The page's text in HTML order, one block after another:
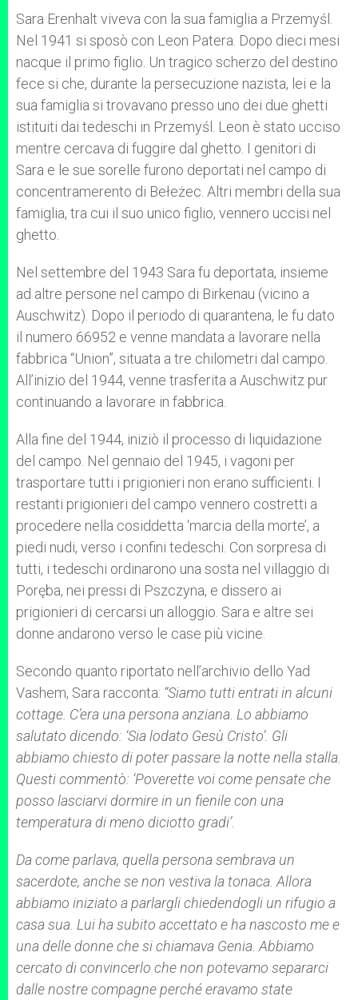
p
p
g
e
r
o
k
r
Sara Erenhalt viveva con la sua famiglia a Przemyśl.
Nel 1941 si sposò con Leon Patera. Dopo dieci mesi
nacque il primo figlio. Un tragico scherzo del destino
fece si che, durante la persecuzione nazista, lei e la
sua famiglia si trovavano presso uno dei due ghetti
istituiti dai tedeschi in Przemyśl. Leon è stato ucciso
mentre cercava di fuggire dal ghetto. I genitori di
Sara e le sue sorelle furono deportati nel campo di
concentramerento di Bełeżec. Altri membri della sua
famiglia, tra cui il suo unico figlio, vennero uccisi nel
ghetto.
Nel settembre del 1943 Sara fu deportata, insieme
ad altre persone nel campo di Birkenau (vicino a
Auschwitz). Dopo il periodo di quarantena, le fu dato
il numero 66952 e venne mandata a lavorare nella
fabbrica “Union”, situata a tre chilometri dal campo.
All’inizio del 1944, venne trasferita a Auschwitz pur
continuando a lavorare in fabbrica.
Alla fine del 1944, iniziò il processo di liquidazione
del campo. Nel gennaio del 1945, i vagoni per
trasportare tutti i prigionieri non erano sufficienti. I
restanti prigionieri del campo vennero costretti a
procedere nella cosiddetta ‘marcia della morte’, a
piedi nudi, verso i confini tedeschi. Con sorpresa di
tutti, i tedeschi ordinarono una sosta nel villaggio di
Poręba, nei pressi di Pszczyna, e dissero ai
prigionieri di cercarsi un alloggio. Sara e altre sei
donne andarono verso le case più vicine.
Secondo quanto riportato nell’archivio dello Yad
Vashem, Sara racconta: “Siamo tutti entrati in alcuni
cottage. C’era una persona anziana. Lo abbiamo
salutato dicendo: ‘Sia lodato Gesù Cristo’. Gli
abbiamo chiesto di poter passare la notte nella stalla.
Questi commentò: ‘Poverette voi come pensate che
posso lasciarvi dormire in un fienile con una
temperatura di meno diciotto gradi’.
Da come parlava, quella persona sembrava un
sacerdote, anche se non vestiva la tonaca. Allora
abbiamo iniziato a parlargli chiedendogli un rifugio a
casa sua. Lui ha subito accettato e ha nascosto me e
una delle donne che si chiamava Genia. Abbiamo
cercato di convincerlo che non potevamo separarci
dalle nostre compagne perché eravamo state